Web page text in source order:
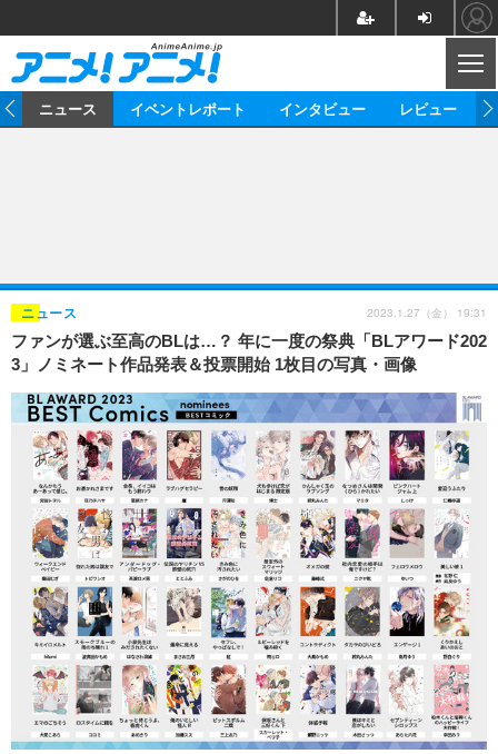
ゲーム グッズ
海外イベント ビジネス
俳優・タレント アーティスト
ビジネス
アニメ 実写
書評 イベント
ゲーム 座談会
動画
アニメ 映画/ドラマ
アニメ！アニメ！TV ABEMA Cafe
連載・コラム
ニュース イベントレポート インタビュー レビュー
ファンが選ぶ至高のBLは…？ 年に一度の祭典「BLアワード202
3」ノミネート作品発表＆投票開始 1枚目の写真・画像
ニュース 2023.1.27（金） 19:31